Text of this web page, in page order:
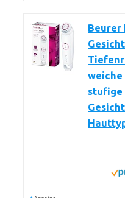
Beurer
weiche
stufige